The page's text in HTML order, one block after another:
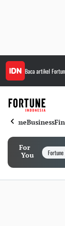
Baca artikel
HomeBusiness
For
You